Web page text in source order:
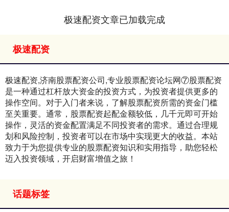
极速配资文章已加载完成
极速配资
极速配资,济南股票配资公司,专业股票配资论坛网⑦股票配资
是一种通过杠杆放大资金的投资方式，为投资者提供更多的
操作空间。对于入门者来说，了解股票配资所需的资金门槛
至关重要。通常，股票配资起配金额较低，几千元即可开始
操作，灵活的资金配置满足不同投资者的需求。通过合理规
划和风险控制，投资者可以在市场中实现更大的收益。本站
致力于为您提供专业的股票配资知识和实用指导，助您轻松
迈入投资领域，开启财富增值之旅！
话题标签